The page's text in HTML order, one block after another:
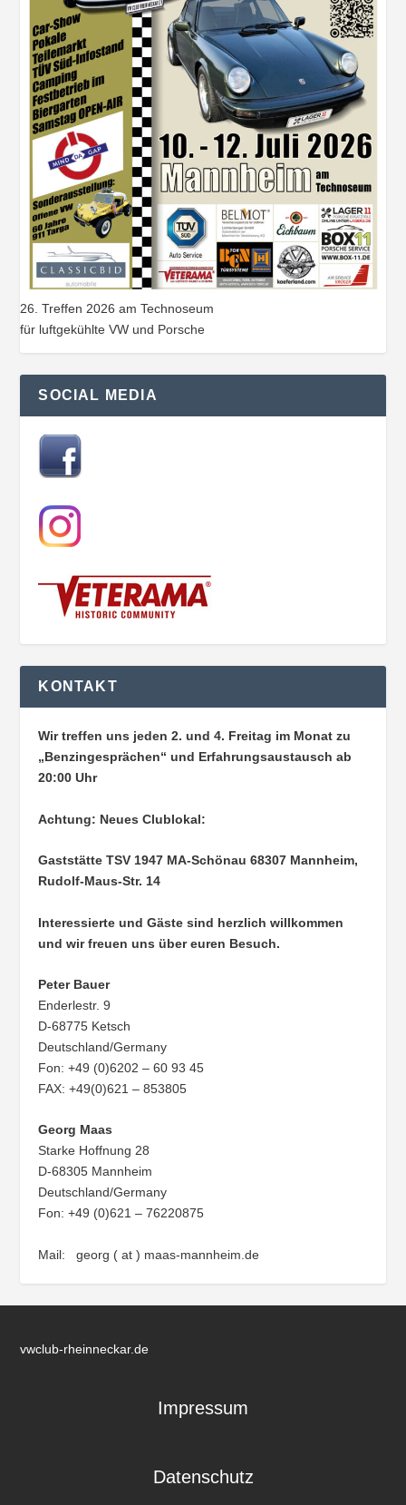
26. Treffen 2026 am Technoseum
für luftgekühlte VW und Porsche
SOCIAL MEDIA
KONTAKT
Wir treffen uns jeden 2. und 4. Freitag im Monat zu
„Benzingesprächen“ und Erfahrungsaustausch ab
20:00 Uhr
Achtung: Neues Clublokal:
Gaststätte TSV 1947 MA-Schönau68307 Mannheim,
Rudolf-Maus-Str. 14
Interessierte und Gäste sind herzlich willkommen
und wir freuen uns über euren Besuch.
Peter Bauer
Enderlestr. 9
D-68775 Ketsch
Deutschland/Germany
Fon: +49 (0)6202 – 60 93 45
FAX: +49(0)621 – 853805
Georg Maas
Starke Hoffnung 28
D-68305 Mannheim
Deutschland/Germany
Fon: +49 (0)621 – 76220875
Mail: georg ( at ) maas-mannheim.de
vwclub-rheinneckar.de
Impressum
Datenschutz